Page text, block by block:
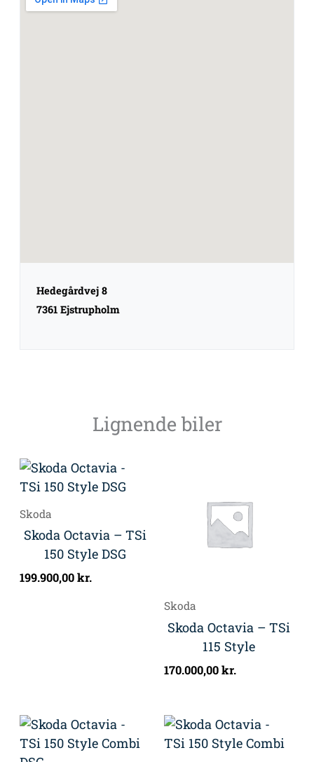
Hedegårdvej 8
7361 Ejstrupholm
Lignende biler
Skoda
Skoda Octavia – TSi
150 Style DSG
199.900,00kr.
Skoda
Skoda Octavia – TSi
115 Style
170.000,00kr.